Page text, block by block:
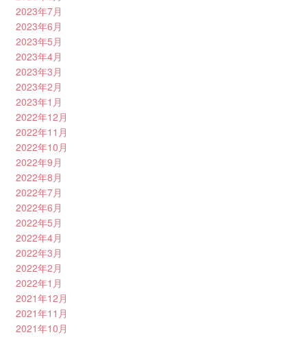
2023年7月
2023年6月
2023年5月
2023年4月
2023年3月
2023年2月
2023年1月
2022年12月
2022年11月
2022年10月
2022年9月
2022年8月
2022年7月
2022年6月
2022年5月
2022年4月
2022年3月
2022年2月
2022年1月
2021年12月
2021年11月
2021年10月